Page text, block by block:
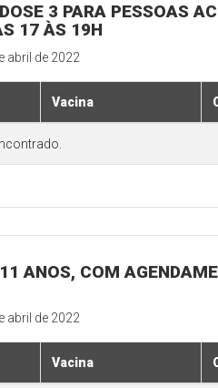
3 PARA PESSOAS
17 ÀS 19H
abril de 2022
Vacina
ANOS, COM
abril de 2022
Vacina